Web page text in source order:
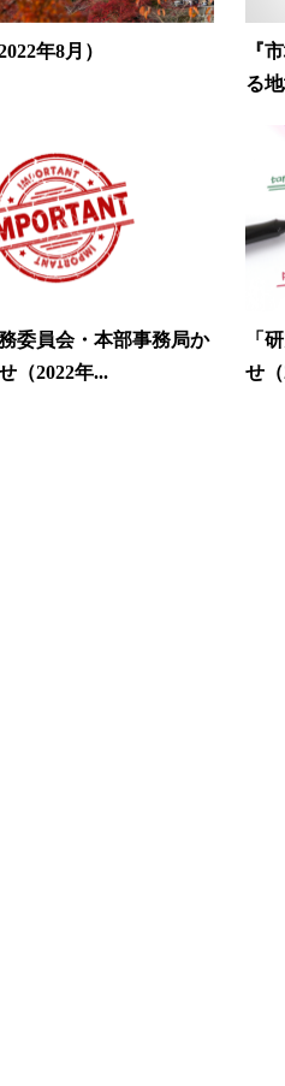
年8月）
『
る
委員会・本部事務局か
（2022年...
「
せ（